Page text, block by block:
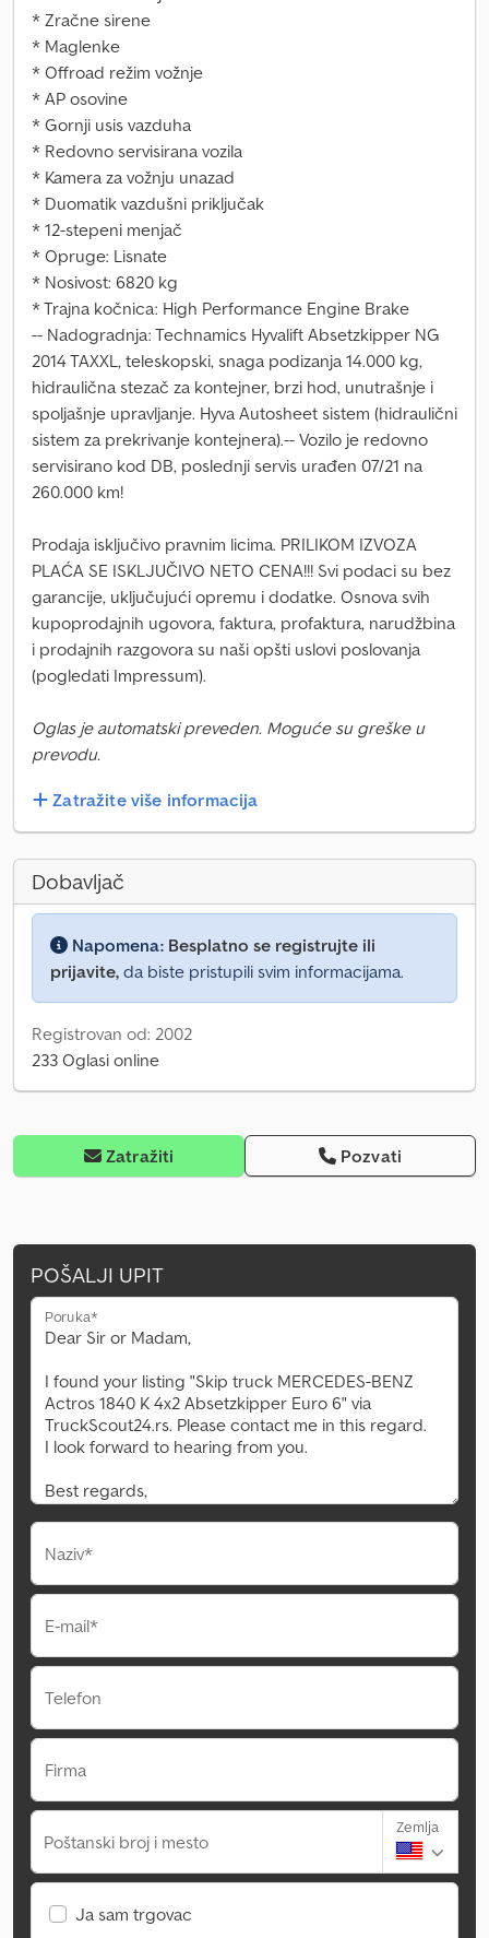
* Zračne sirene
* Maglenke
* Offroad režim vožnje
* AP osovine
* Gornji usis vazduha
* Redovno servisirana vozila
* Kamera za vožnju unazad
* Duomatik vazdušni priključak
* 12-stepeni menjač
* Opruge: Lisnate
* Nosivost: 6820 kg
* Trajna kočnica: High Performance Engine Brake
-- Nadogradnja: Technamics Hyvalift Absetzkipper NG
2014 TAXXL, teleskopski, snaga podizanja 14.000 kg,
hidraulična stezač za kontejner, brzi hod, unutrašnje i
spoljašnje upravljanje. Hyva Autosheet sistem (hidraulični
sistem za prekrivanje kontejnera).-- Vozilo je redovno
servisirano kod DB, poslednji servis urađen 07/21 na
260.000 km!
Prodaja isključivo pravnim licima. PRILIKOM IZVOZA
PLAĆA SE ISKLJUČIVO NETO CENA!!! Svi podaci su bez
garancije, uključujući opremu i dodatke. Osnova svih
kupoprodajnih ugovora, faktura, profaktura, narudžbina
i prodajnih razgovora su naši opšti uslovi poslovanja
(pogledati Impressum).
Oglas je automatski preveden. Moguće su greške u
prevodu.
Zatražite više informacija
Dobavljač
Napomena: Besplatno se registrujte ili
prijavite, da biste pristupili svim informacijama.
Registrovan od: 2002
233 Oglasi online
Zatražiti Pozvati
POŠALJI UPIT
Poruka*
Naziv*
E-mail*
Telefon
Firma
Poštanski broj i mesto
Zemlja
Ja sam trgovac